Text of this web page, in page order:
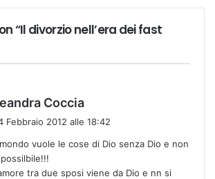
“Il divorzio nell’era dei fast
Coccia
e
Febbraio 2012 alle 18:42
vuole le cose di Dio senza Dio e non
tra due sposi viene da Dio e nn si